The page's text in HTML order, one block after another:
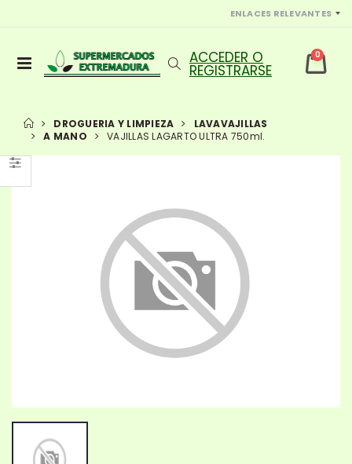
ENLACES RELEVANTES
0
DROGUERIA Y LIMPIEZA
LAVAVAJILLAS
A MANO
VAJILLAS LAGARTO ULTRA 750ml.